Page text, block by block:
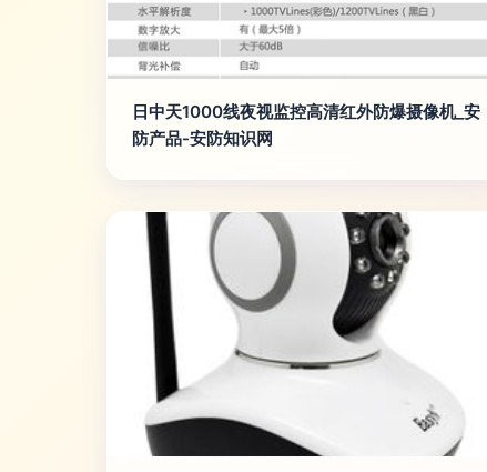
日中天1000线夜视监控高清红外防爆摄像机_安
防产品-安防知识网